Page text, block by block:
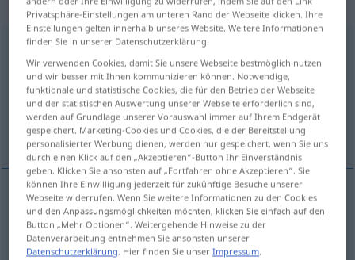
„niedrig“: Adjektiv
niedrig [ˈniːdrɪç]adj
Übersicht aller Übersetzungen
(Für mehr Details die Übersetzung anklicken/antippen)
bajo, vil
bajo niedrig a.rang-, wert-, zahlenmäßig
niedrig FIG
Privatsphäre-Einstellungen am unteren Rand der Webseite klicken. Ihre
Einstellungen gelten innerhalb unseres Website. Weitere Informationen
finden Sie in unserer Datenschutzerklärung.
Wir verwenden Cookies, damit Sie unsere Webseite bestmöglich nutzen
und wir besser mit Ihnen kommunizieren können. Notwendige,
funktionale und statistische Cookies, die für den Betrieb der Webseite
und der statistischen Auswertung unserer Webseite erforderlich sind,
werden auf Grundlage unserer Vorauswahl immer auf Ihrem Endgerät
gespeichert. Marketing-Cookies und Cookies, die der Bereitstellung
personalisierter Werbung dienen, werden nur gespeichert, wenn Sie uns
durch einen Klick auf den „Akzeptieren“-Button Ihr Einverständnis
geben. Klicken Sie ansonsten auf „Fortfahren ohne Akzeptieren“. Sie
können Ihre Einwilligung jederzeit für zukünftige Besuche unserer
Webseite widerrufen. Wenn Sie weitere Informationen zu den Cookies
und den Anpassungsmöglichkeiten möchten, klicken Sie einfach auf den
Button „Mehr Optionen“. Weitergehende Hinweise zu der
Datenverarbeitung entnehmen Sie ansonsten unserer
Datenschutzerklärung . Hier finden Sie unserImpressum